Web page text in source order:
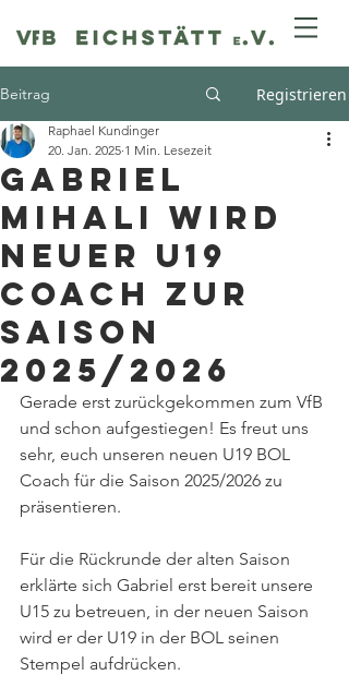
Beitrag Registrieren
Gabriel
Mihali wird
neuer U19
Coach zur
Saison
2025/2026
Raphael Kundinger
20. Jan. 2025 1 Min. Lesezeit
Gerade erst zurückgekommen zum VfB
und schon aufgestiegen! Es freut uns
sehr, euch unseren neuen U19 BOL
Coach für die Saison 2025/2026 zu
präsentieren.
Für die Rückrunde der alten Saison
erklärte sich Gabriel erst bereit unsere
U15 zu betreuen, in der neuen Saison
wird er der U19 in der BOL seinen
Stempel aufdrücken.